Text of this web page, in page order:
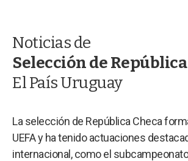
Noticias de
Selección de República
El País Uruguay
La selección de República Checa
UEFA y ha tenido actuaciones
internacional, como el